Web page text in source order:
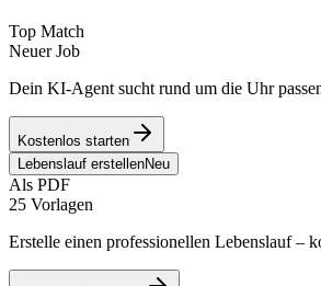
Top Match
Neuer Job
Dein KI-Agent sucht rund um die Uhr
Kostenlos starten
Lebenslauf erstellenNeu
Als PDF
25 Vorlagen
Erstelle einen professionellen Lebenslauf –